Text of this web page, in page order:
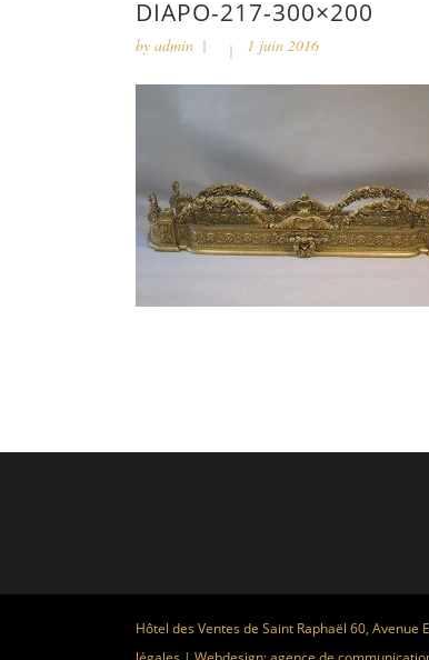
DIAPO-217-300×200
by admin 1 juin 2016
Hôtel des Ventes de Saint Raphaël 60, Avenue